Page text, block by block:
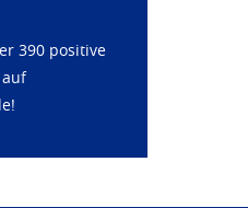
390 positive
!